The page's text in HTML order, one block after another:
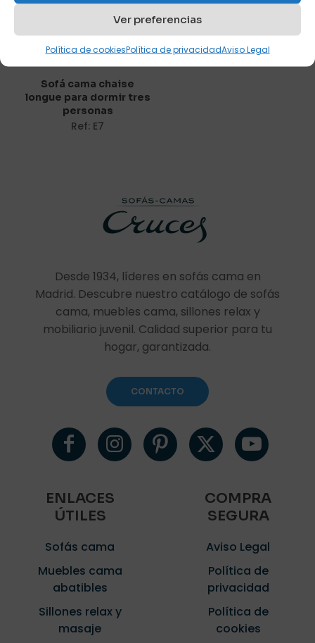
Ver preferencias
Política de cookiesPolítica de privacidadAviso Legal
Correo
electrónico *
Sofá cama chaise
longue para dormir tres
personas
Ref: E7
Desde 1934, líderes en sofás cama en
Madrid. Descubre nuestro catálogo de sofás
cama, muebles cama, sillones relax y
mobiliario juvenil. Calidad superior para tu
hogar, garantizada.
CONTACTO
ENLACES
ÚTILES
Sofás cama
Muebles cama
abatibles
Sillones relax y
masaje
COMPRA
SEGURA
Aviso Legal
Política de
privacidad
Política de
cookies